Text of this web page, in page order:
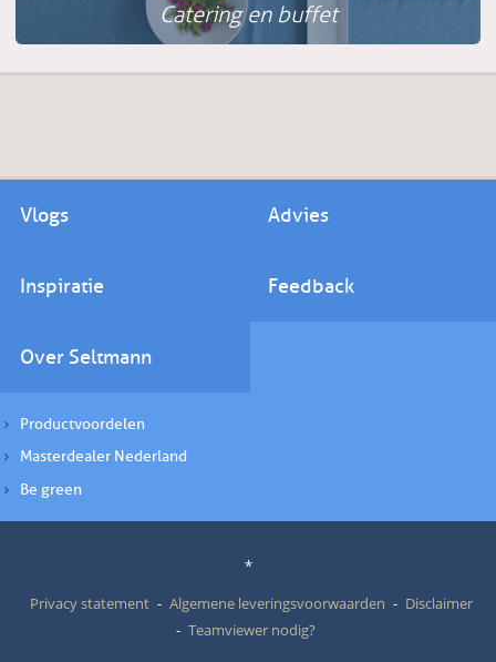
Catering en buffet
Vlogs Advies
Inspiratie Feedback
Over Seltmann
Productvoordelen
Masterdealer Nederland
Be green
*
Privacy statement
Algemene leveringsvoorwaarden
Disclaimer
Teamviewer nodig?